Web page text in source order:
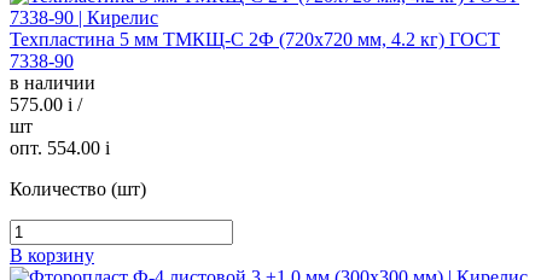
Техпластина 5 мм ТМКЩ-C 2Ф (720х720 мм, 4.2 кг) ГОСТ
7338-90
в наличии
575.00 i /
шт
опт. 554.00 i
Количество (шт)
В корзину